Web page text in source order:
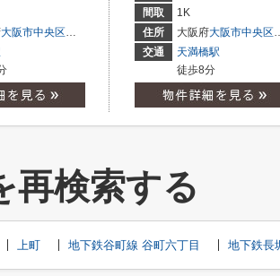
大阪市中央区玉造
２丁目
間取
1K
住所
大阪府大阪市中央区
交通
天満橋駅
徒歩8分
再検索する
上町 地下鉄谷町線 谷町六丁目 地下鉄長